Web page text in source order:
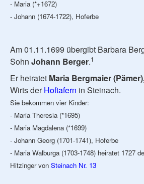
- Maria (*+1672)
- Johann (1674-1722), Hoferbe
Am 01.11.1699 übergibt Barbara
Sohn Johann Berger.1
Er heiratet Maria Bergmaier
Wirts derHoftafern in Steinach.
Sie bekommen vier Kinder:
- Maria Theresia (*1695)
- Maria Magdalena (*1699)
- Johann Georg (1701-1741), Hoferbe
- Maria Walburga (1703-1748) heiratet 1727
Hitzinger von Steinach Nr. 13